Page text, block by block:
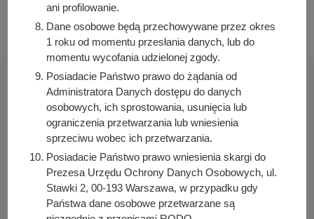
ZAPROPONUJ WYDARZENIE
Urząd Miasta i Gminy w Kórniku
62-035 Kórnik
Nr konta bankowego:
26 9076 0008 2001 0000 0215 0002
ani profilowanie.
Dane osobowe będą przechowywane przez okres
1 roku od momentu przesłania danych, lub do
momentu wycofania udzielonej zgody.
Posiadacie Państwo prawo do żądania od
Administratora Danych dostępu do danych
osobowych, ich sprostowania, usunięcia lub
ograniczenia przetwarzania lub wniesienia
sprzeciwu wobec ich przetwarzania.
Posiadacie Państwo prawo wniesienia skargi do
Prezesa Urzędu Ochrony Danych Osobowych, ul.
Stawki 2, 00-193 Warszawa, w przypadku gdy
Państwa dane osobowe przetwarzane są